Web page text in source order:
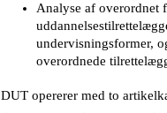
Analyse af overordnet
undervisningsformer,
overordnede
DUT opererer med to